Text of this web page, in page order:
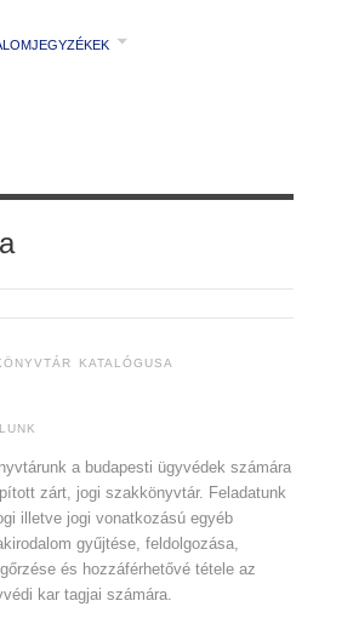
KATALÓGUSA
a budapesti ügyvédek számára
zárt, jogi szakkönyvtár. Feladatunk
illetve jogi vonatkozású egyéb
gyűjtése, feldolgozása,
és hozzáférhetővé tétele az
kar tagjai számára.